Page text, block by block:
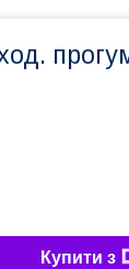
Купити з